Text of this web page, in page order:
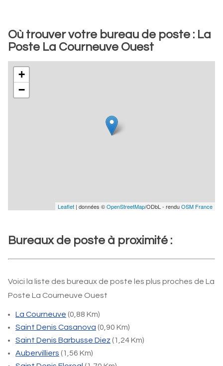
Où trouver votre bureau de poste : La
Poste La Courneuve Ouest
+
−
Leaflet | données ©OpenStreetMap/ODbL - renduOSM France
Bureaux de poste à proximité :
Voici la liste des bureaux de poste les plus proches de La
Poste La Courneuve Ouest
La Courneuve (0,88 Km)
Saint Denis Casanova (0,90 Km)
Saint Denis Barbusse Diez (1,24 Km)
Aubervilliers (1,56 Km)